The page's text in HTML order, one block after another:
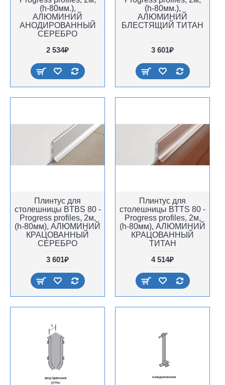
(h-80мм.),
АЛЮМИНИЙ
АНОДИРОВАННЫЙ
СЕРЕБРО
2 534₽
(h-80мм.),
АЛЮМИНИЙ
БЛЕСТЯЩИЙ ТИТАН
3 601₽
Плинтус для
столешницы BTBS 80 -
Progress profiles, 2м,
(h-80мм), АЛЮМИНИЙ
КРАЦОВАННЫЙ
СЕРЕБРО
3 601₽
Плинтус для
столешницы BTTS 80 -
Progress profiles, 2м,
(h-80мм), АЛЮМИНИЙ
КРАЦОВАННЫЙ
ТИТАН
4 514₽